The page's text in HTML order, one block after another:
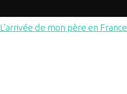
L’arrivée de mon père en France